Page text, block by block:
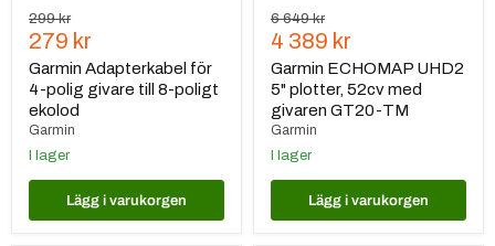
Ursprungspris
299 kr
Nuvarande
pris
279 kr
Garmin Adapterkabel för
4-polig givare till 8-poligt
ekolod
Garmin
I lager
Lägg i varukorgen
Ursprungspris
6 649 kr
Nuvarande
pris
4 389 kr
Garmin ECHOMAP UHD2
5" plotter, 52cv med
givaren GT20-TM
Garmin
I lager
Lägg i varukorgen